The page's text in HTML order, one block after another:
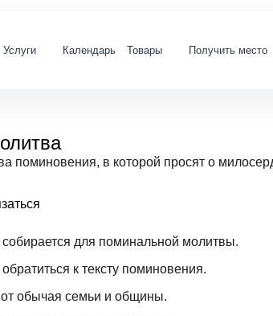
Услуги Календарь Товары Получить место
в которой просят о
для поминальной молитвы.
к тексту поминовения.
обычая семьи и общины.